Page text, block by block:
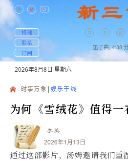
投稿
联系
订阅
笛子曲, 4:38
2026年8月8日 星期六
时事万象 娱乐干线
为何《雪绒花》值得一
李英
2026年1月13日
通过这部影片，汤姆邀请我们重